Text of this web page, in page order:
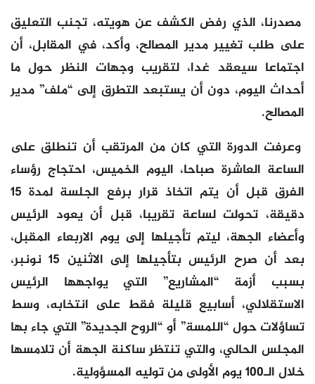
مصدرنا، الذي رفض الكشف عن هويته، تجنب التعليق
على طلب تغيير مدير المصالح، وأكد، في المقابل، أن
اجتماعا سيعقد غدا، لتقريب وجهات النظر حول ما
أحداث اليوم، دون أن يستبعد التطرق إلى “ملف” مدير
المصالح.
وعرفت الدورة التي كان من المرتقب أن تنطلق على
الساعة العاشرة صباحا، اليوم الخميس، احتجاج رؤساء
الفرق قبل أن يتم اتخاذ قرار برفع الجلسة لمدة 15
دقيقة، تحولت لساعة تقريبا، قبل أن يعود الرئيس
وأعضاء الجهة، ليتم تأجيلها إلى يوم الاربعاء المقبل،
بعد أن صرح الرئيس بتأجيلها إلى الاثنين 15 نونبر،
بسبب أزمة “المشاريع” التي يواجهها الرئيس
الاستقلالي، أسابيع قليلة فقط على انتخابه، وسط
تساؤلات حول “اللمسة” أو “الروح الجديدة” التي جاء بها
المجلس الحالي، والتي تنتظر ساكنة الجهة أن تلامسها
خلال الـ100 يوم الأولى من توليه المسؤولية.